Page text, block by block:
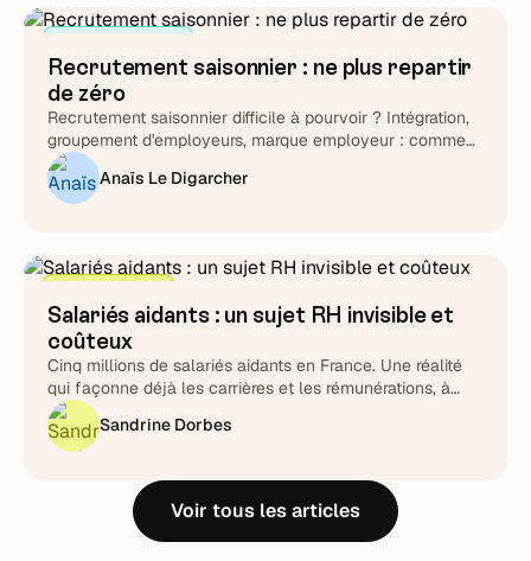
Recrutement saisonnier : ne plus repartir
de zéro
Recrutement saisonnier difficile à pourvoir ? Intégration,
groupement d'employeurs, marque employeur : comment
transformer le cycle en fidélisation durable.
Anaïs Le Digarcher
Salariés aidants : un sujet RH invisible et
coûteux
Cinq millions de salariés aidants en France. Une réalité
qui façonne déjà les carrières et les rémunérations, à
piloter plutôt qu'à subir.
Sandrine Dorbes
Voir tous les articles